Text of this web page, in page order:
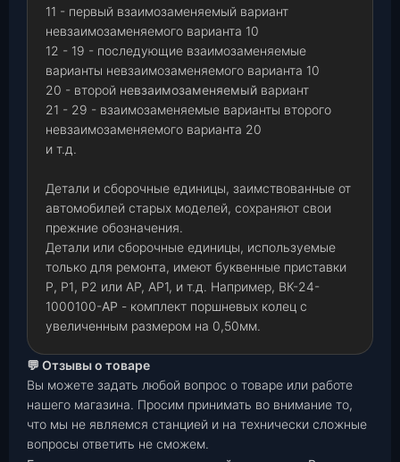
11 - первый взаимозаменяемый вариант
невзаимозаменяемого варианта 10
12 - 19 - последующие взаимозаменяемые
варианты невзаимозаменяемого варианта 10
20 - второй невзаимозаменяемый вариант
21 - 29 - взаимозаменяемые варианты второго
невзаимозаменяемого варианта 20
и т.д.
Детали и сборочные единицы, заимствованные от
автомобилей старых моделей, сохраняют свои
прежние обозначения.
Детали или сборочные единицы, используемые
только для ремонта, имеют буквенные приставки
Р, Р1, Р2 или АР, АР1, и т.д. Например, ВК-24-
1000100-АР - комплект поршневых колец с
увеличенным размером на 0,50мм.
💬 Отзывы о товаре
Вы можете задать любой вопрос о товаре или работе
нашего магазина. Просим принимать во внимание то,
что мы не являемся станцией и на технически сложные
вопросы ответить не сможем.